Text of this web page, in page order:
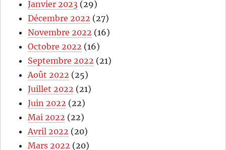
Janvier 2023 (29)
Décembre 2022 (27)
Novembre 2022 (16)
Octobre 2022 (16)
Septembre 2022 (21)
Août 2022 (25)
Juillet 2022 (21)
Juin 2022 (22)
Mai 2022 (22)
Avril 2022 (20)
Mars 2022 (20)